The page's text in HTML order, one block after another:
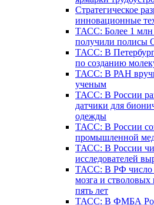
Стратегическое
инновационные
ТАСС: Более 1 млн
получили
ТАСС: В
по созданию
ТАСС: В РАН
ученым
ТАСС: В России
датчики для
одежды
ТАСС: В России
промышленной
ТАСС: В России
исследователей
ТАСС: В РФ число
мозга и стволовых
пять лет
ТАСС: В ФМБА